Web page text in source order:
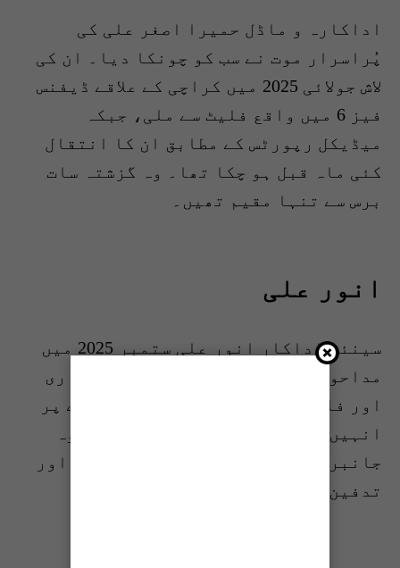
اداکارہ و ماڈل حمیرا اصغر علی کی
پُراسرار موت نے سب کو چونکا دیا۔ ان کی
لاش جولائی 2025 میں کراچی کے علاقے ڈیفنس
فیز 6 میں واقع فلیٹ سے ملی، جبکہ
میڈیکل رپورٹس کے مطابق ان کا انتقال
کئی ماہ قبل ہو چکا تھا۔ وہ گزشتہ سات
برس سے تنہا مقیم تھیں۔
انور علی
سینئر اداکار انور علی ستمبر 2025 میں
مداحوں سے بچھڑے۔ وہ گردوں کی بیماری
اور فالج کا شکار تھے۔ طبیعت بگڑنے پر
انہیں اسپتال منتقل کیا گیا تاہم وہ
جانبر نہ ہو سکے، ان کی نمازِ جنازہ اور
تدفین ماڈل ٹاؤن لاہور میں ہوئی۔